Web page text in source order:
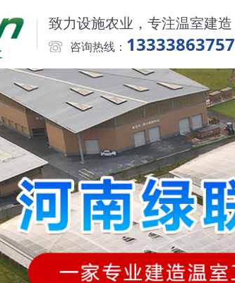
致力设施农业，专注温室建造
咨询热线： 13333863757